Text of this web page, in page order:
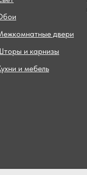
двери
и карнизы
и мебель